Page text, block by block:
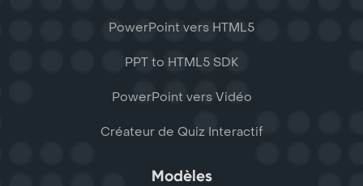
PowerPoint vers HTML5
PPT to HTML5 SDK
PowerPoint vers Vidéo
Créateur de Quiz Interactif
Modèles